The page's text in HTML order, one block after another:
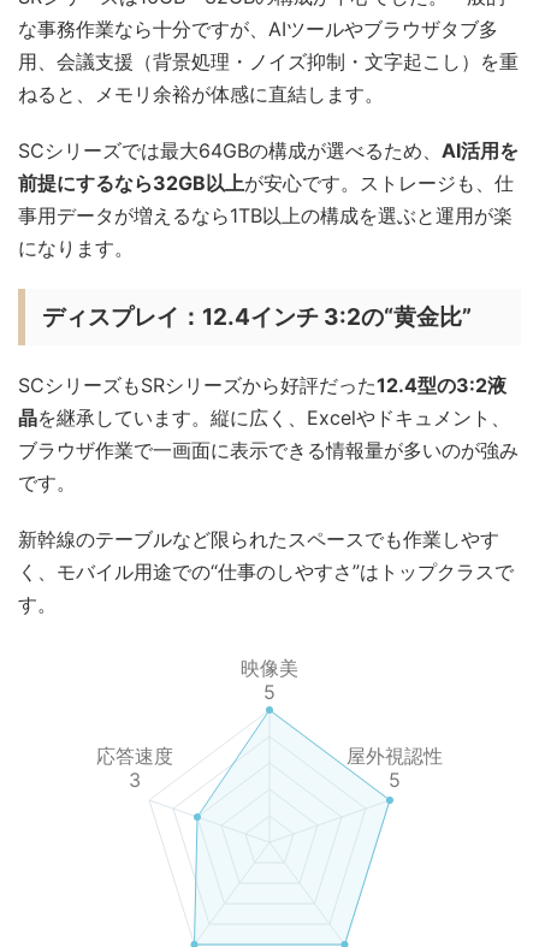
な事務作業なら十分ですが、AIツールやブラウザタブ多
用、会議支援（背景処理・ノイズ抑制・文字起こし）を重
ねると、メモリ余裕が体感に直結します。
SCシリーズでは最大64GBの構成が選べるため、 AI活用を
前提にするなら32GB以上が安心です。ストレージも、仕
事用データが増えるなら1TB以上の構成を選ぶと運用が楽
になります。
ディスプレイ：12.4インチ 3:2の“黄金比”
SCシリーズもSRシリーズから好評だった12.4型の3:2液
晶を継承しています。縦に広く、Excelやドキュメント、
ブラウザ作業で一画面に表示できる情報量が多いのが強み
です。
新幹線のテーブルなど限られたスペースでも作業しやす
く、モバイル用途での“仕事のしやすさ”はトップクラスで
す。
映像美
5
応答速度
3
屋外視認性
5